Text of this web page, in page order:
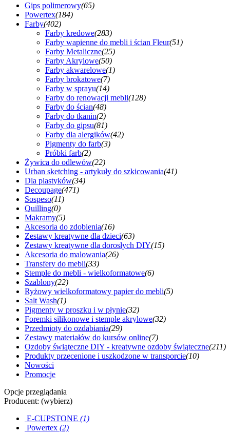
Gips polimerowy(65)
Powertex(184)
Farby(402)
Farby kredowe(283)
Farby wapienne do mebli i ścian Fleur(51)
Farby Metaliczne(25)
Farby Akrylowe(50)
Farby akwarelowe(1)
Farby brokatowe(7)
Farby w sprayu(14)
Farby do renowacji mebli(128)
Farby do ścian(48)
Farby do tkanin(2)
Farby do gipsu(81)
Farby dla alergików(42)
Pigmenty do farb(3)
Próbki farb(2)
Żywica do odlewów(22)
Urban sketching - artykuły do szkicowania(41)
Dla plastyków(34)
Decoupage(471)
Sospeso(11)
Quilling(0)
Makramy(5)
Akcesoria do zdobienia(16)
Zestawy kreatywne dla dzieci(63)
Zestawy kreatywne dla dorosłych DIY(15)
Akcesoria do malowania(26)
Transfery do mebli(33)
Stemple do mebli - wielkoformatowe(6)
Szablony(22)
Ryżowy wielkoformatowy papier do mebli(5)
Salt Wash(1)
Pigmenty w proszku i w płynie(32)
Foremki silikonowe i stemple akrylowe(32)
Przedmioty do ozdabiania(29)
Zestawy materiałów do kursów online(7)
Ozdoby świąteczne DIY - kreatywne ozdoby świąteczne(211)
Produkty przecenione i uszkodzone w transporcie(10)
Nowości
Promocje
Opcje przeglądania
Producent: (wybierz)
E-CUPSTONE (1)
Powertex (2)